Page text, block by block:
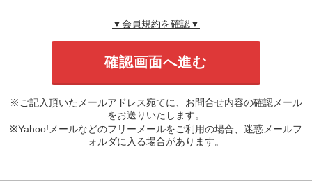
▼会員規約を確認▼
※ご記入頂いたメールアドレス宛てに、お問合せ内容の確認メール
をお送りいたします。
※Yahoo!メールなどのフリーメールをご利用の場合、迷惑メールフ
ォルダに入る場合があります。